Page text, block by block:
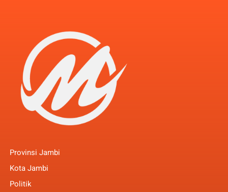
Provinsi Jambi
Kota Jambi
Politik